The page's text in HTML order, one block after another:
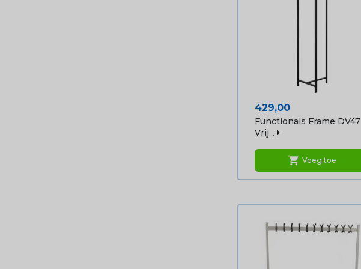
Prijs
429,00
Functionals Frame DV47
Vrij...
shopping_cart Voeg toe